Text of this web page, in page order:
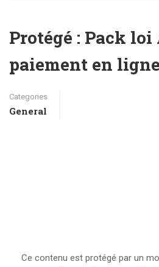
Protégé : Pack loi
paiement en ligne
Categories
General
Ce contenu est protégé par un